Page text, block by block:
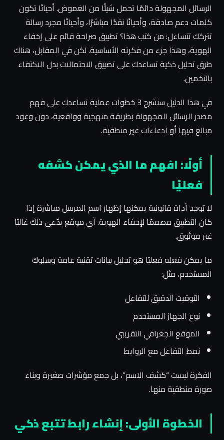
الرسائل المجهولة دائمًا تحمل شيئًا من الغموض. أحيانًا تكون
كلمات دعم صادقة، وأحيانًا نقدًا مباشرًا، وأحيانًا مجرد رسالة
تتركك تتساءل: من كتب هذا؟ تطبيق صراحة قائم على إخفاء
الهوية، وهذا جزء من فكرته الأساسية. لكن في المقابل، هناك
طرق تحليل ذكية تساعدك على تضييق الاحتمالات بدل الاكتفاء
بالتخمين.
في هذا الدليل سنشرح 3 خطوات عملية تساعدك على فهم
مصدر الرسائل المجهولة بطريقة منهجية وواقعية، دون وعود
مبالغ فيها أو ادعاءات غير منطقية.
أولًا: افهم ما الذي يمكن كشفه
فعليًا
لا توجد أداة قانونية يمكنها إظهار اسم المرسل مباشرة إذا
كان التطبيق مصممًا لإخفاء الهوية. أي موقع يدّعي ذلك غالبًا
غير موثوق.
ما يمكن فعله فعليًا هو تحليل بيانات تقنية عامة وسلوك
المستخدم، مثل:
التوقيت الدقيق للتفاعل
نوع الجهاز المستخدم
الموقع الجغرافي التقريبي
نمط التفاعل مع الروابط
الفكرة ليست “كشف الاسم”، بل جمع مؤشرات صغيرة وبناء
صورة منطقية منها.
الخطوة الأولى: إنشاء رابط تتبع ذكي